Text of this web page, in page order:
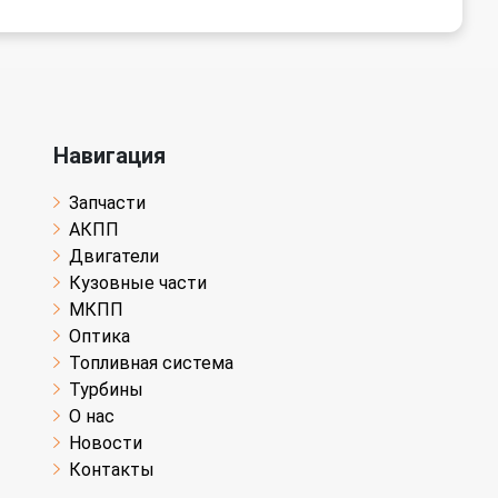
Навигация
Запчасти
АКПП
Двигатели
Кузовные части
МКПП
Оптика
Топливная система
Турбины
О нас
Новости
Контакты